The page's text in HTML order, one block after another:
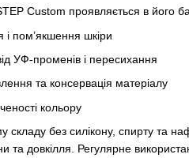
Custom проявляється в його
і пом’якшення шкіри
УФ-променів і пересихання
та консервація матеріалу
кольору
складу без силікону, спирту та
та довкілля. Регулярне